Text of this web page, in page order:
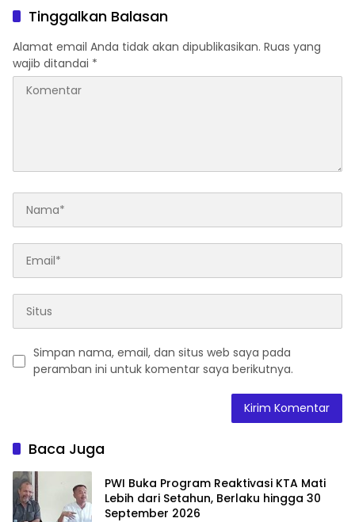
Perlintasan Sebidang
Tinggalkan Balasan
Alamat email Anda tidak akan dipublikasikan. Ruas yang
wajib ditandai *
Simpan nama, email, dan situs web saya pada
peramban ini untuk komentar saya berikutnya.
Baca Juga
PWI Buka Program Reaktivasi KTA Mati
Lebih dari Setahun, Berlaku hingga 30
September 2026